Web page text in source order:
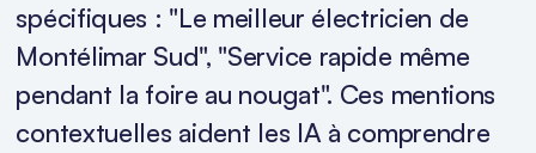
spécifiques : "Le meilleur électricien de
Montélimar Sud", "Service rapide même
pendant la foire au nougat". Ces mentions
contextuelles aident les IA à comprendre